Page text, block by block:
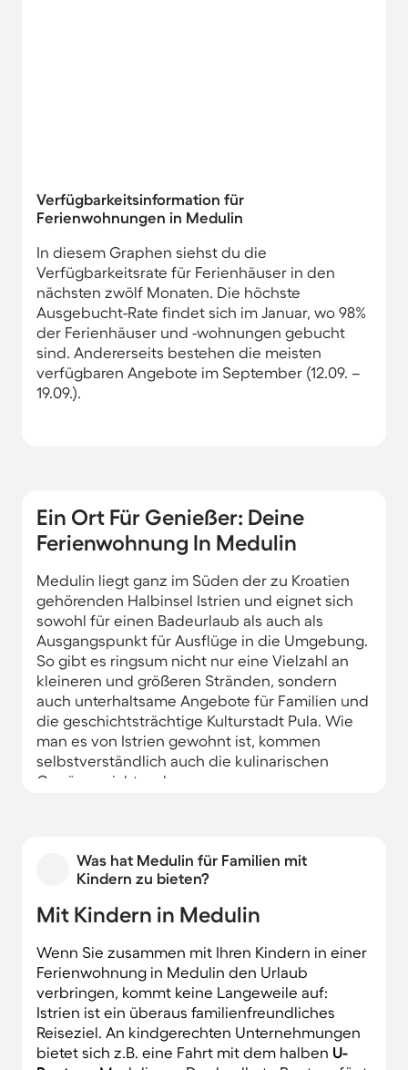
Verfügbarkeitsinformation für
Ferienwohnungen in Medulin
In diesem Graphen siehst du die
Verfügbarkeitsrate für Ferienhäuser in den
nächsten zwölf Monaten. Die höchste
Ausgebucht-Rate findet sich im Januar, wo 98%
der Ferienhäuser und -wohnungen gebucht
sind. Andererseits bestehen die meisten
verfügbaren Angebote im September (12.09. –
19.09.).
Ein Ort Für Genießer: Deine
Ferienwohnung In Medulin
Medulin liegt ganz im Süden der zu Kroatien
gehörenden Halbinsel Istrien und eignet sich
sowohl für einen Badeurlaub als auch als
Ausgangspunkt für Ausflüge in die Umgebung.
So gibt es ringsum nicht nur eine Vielzahl an
kleineren und größeren Stränden, sondern
auch unterhaltsame Angebote für Familien und
die geschichtsträchtige Kulturstadt Pula. Wie
man es von Istrien gewohnt ist, kommen
selbstverständlich auch die kulinarischen
Genüsse nicht zu kurz.
Was hat Medulin für Familien mit
Kindern zu bieten?
Mit Kindern in Medulin
Wenn Sie zusammen mit Ihren Kindern in einer
Ferienwohnung in Medulin den Urlaub
verbringen, kommt keine Langeweile auf:
Istrien ist ein überaus familienfreundliches
Reiseziel. An kindgerechten Unternehmungen
bietet sich z.B. eine Fahrt mit dem halben U-